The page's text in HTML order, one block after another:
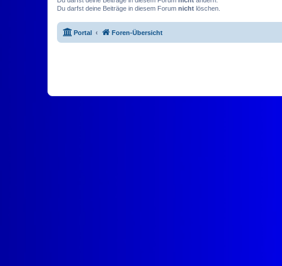
Du darfst deine Beiträge in diesem Forum nicht löschen.
Portal Foren-Übersicht